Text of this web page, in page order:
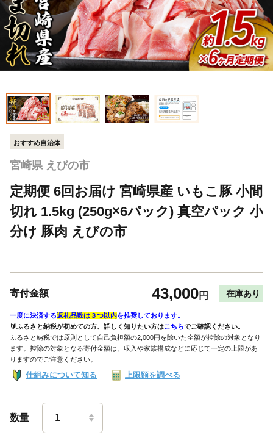
おすすめ自治体
宮崎県 えびの市
定期便 6回お届け 宮崎県産 いもこ豚 小間
切れ 1.5kg (250g×6パック) 真空パック 小
分け 豚肉 えびの市
寄付金額 43,000円 在庫あり
一度に決済する返礼品数は３つ以内を推奨しております。
🔰ふるさと納税が初めての方、詳しく知りたい方はこちらでご確認ください。
ふるさと納税では原則として自己負担額の2,000円を除いた全額が控除の対象となり
ます。控除の対象となる寄付金額は、収入や家族構成などに応じて一定の上限があ
りますのでご注意ください。
仕組みについて知る 上限額を調べる
数量